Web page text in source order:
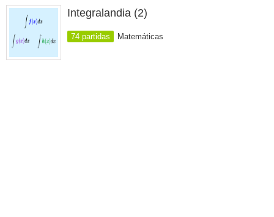
Integralandia (2)
74 partidas Matemáticas